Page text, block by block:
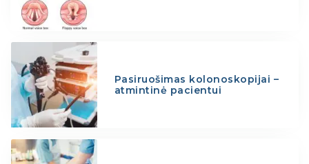
Pasiruošimas kolonoskopijai –
atmintinė pacientui